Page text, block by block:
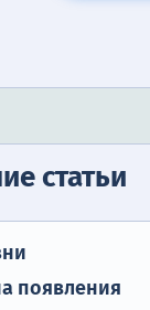
статьи
появления